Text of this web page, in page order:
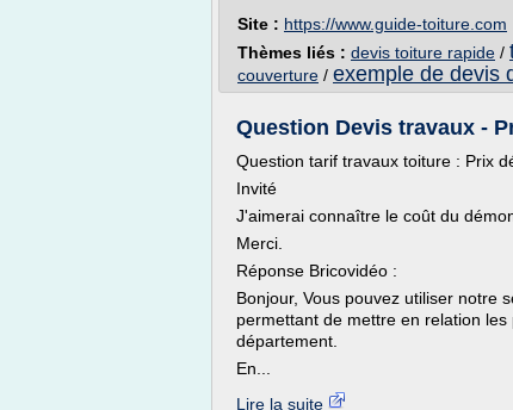
Site : https://www.guide-toiture.com
Thèmes liés : devis toiture rapide /
couverture / exemple de devis
Question Devis travaux -
Question tarif travaux toiture : Prix
Invité
J'aimerai connaître le coût du
Merci.
Réponse Bricovidéo :
Bonjour, Vous pouvez utiliser notre
permettant de mettre en relation
département.
En...
Lire la suite